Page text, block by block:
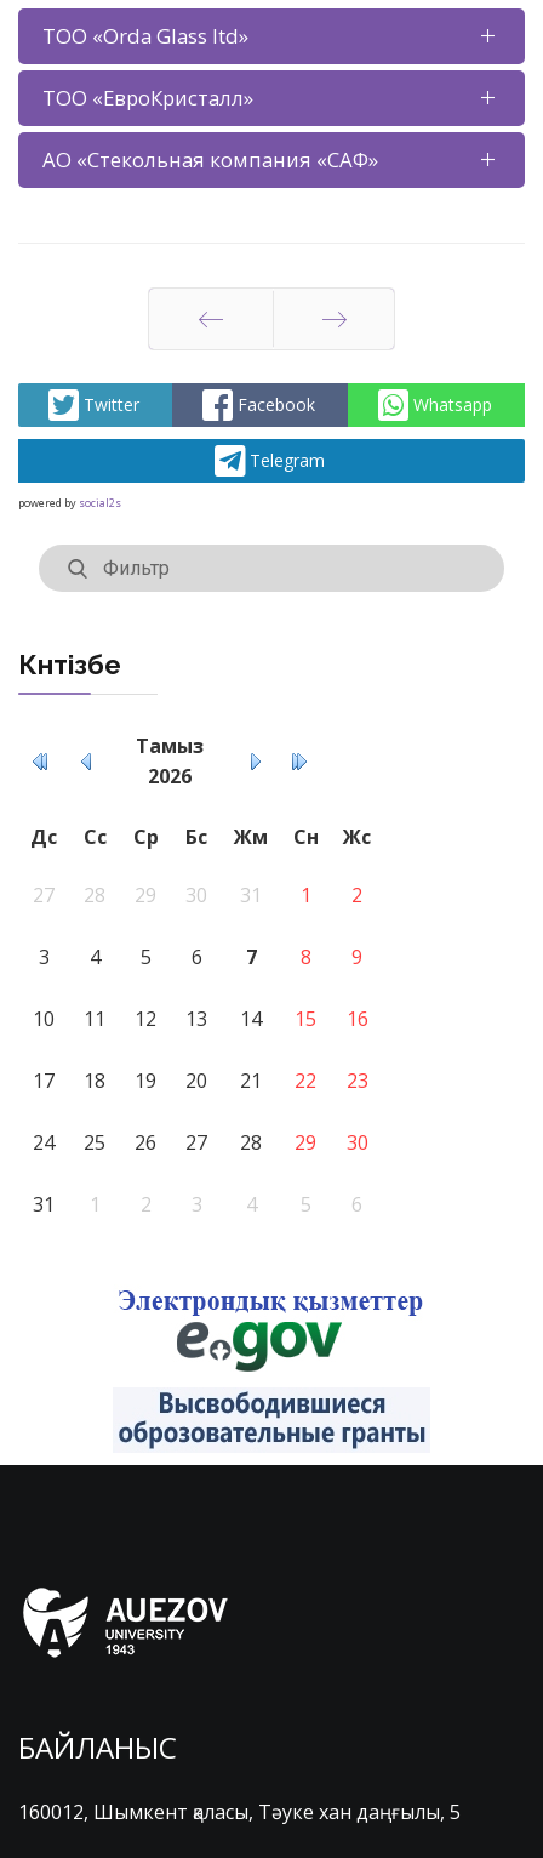
ТОО «Orda Glass ltd»
ТОО «ЕвроКристалл»
АО «Стекольная компания «САФ»
Артқа Алға
Twitter Facebook Whatsapp
Telegram
powered by social2s
Күнтізбе
Тамыз
2026
Дс Сс Ср Бс Жм Сн Жс
27 28 29 30 31 1 2
3 4 5 6 7 8 9
10 11 12 13 14 15 16
17 18 19 20 21 22 23
24 25 26 27 28 29 30
31 1 2 3 4 5 6
БАЙЛАНЫС
160012, Шымкент қаласы, Тәуке хан даңғылы, 5